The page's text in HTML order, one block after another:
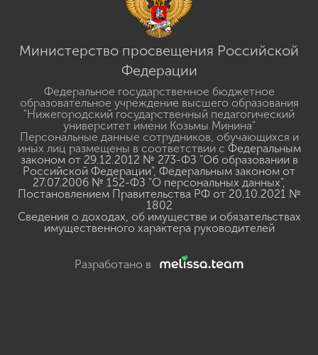
Министерство просвещения Российской
Федерации
Федеральное государственное бюджетное
образовательное учреждение высшего образования
"Нижегородский государственный педагогический
университет имени Козьмы Минина"
Персональные данные сотрудников, обучающихся и
иных лиц размещены в соответствии с Федеральным
законом от 29.12.2012 № 273-ФЗ "Об образовании в
Российской Федерации", Федеральным законом от
27.07.2006 № 152-ФЗ "О персональных данных",
Постановлением Правительства РФ от 20.10.2021 №
1802
Сведения о доходах, об имуществе и обязательствах
имущественного характера руководителей
Разработано в